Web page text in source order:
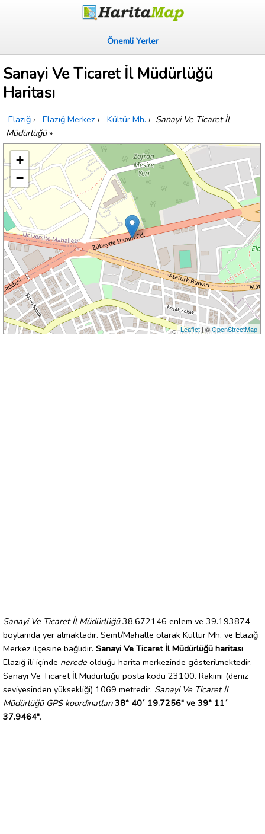
Önemli Yerler
Sanayi Ve Ticaret İl Müdürlüğü
Haritası
Elazığ › Elazığ Merkez › Kültür Mh. › Sanayi Ve Ticaret İl
Müdürlüğü»
+
−
Leaflet| ©OpenStreetMap
Sanayi Ve Ticaret İl Müdürlüğü38.672146 enlem ve 39.193874
boylamda yer almaktadır. Semt/Mahalle olarak Kültür Mh. ve Elazığ
Merkez ilçesine bağlıdır. Sanayi Ve Ticaret İl Müdürlüğü haritası
Elazığ ili içinde nerede olduğu harita merkezinde gösterilmektedir.
Sanayi Ve Ticaret İl Müdürlüğü posta kodu 23100. Rakımı (deniz
seviyesinden yüksekliği) 1069 metredir. Sanayi Ve Ticaret İl
Müdürlüğü GPS koordinatları 38° 40´ 19.7256" ve 39° 11´
37.9464".